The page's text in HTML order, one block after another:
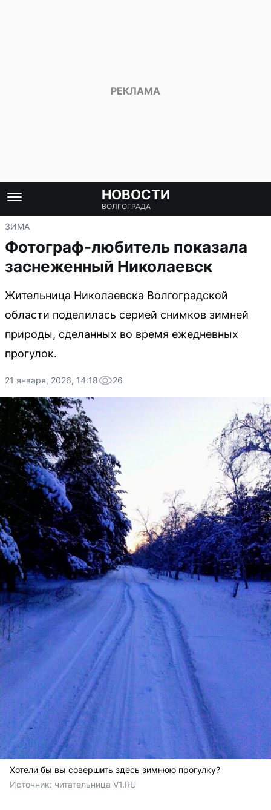
НОВОСТИ
ВОЛГОГРАДА
ЗИМА
Фотограф-любитель показала
заснеженный Николаевск
Жительница Николаевска Волгоградской
области поделилась серией снимков зимней
природы, сделанных во время ежедневных
прогулок.
21 января, 2026, 14:18 26
Хотели бы вы совершить здесь зимнюю прогулку?
Источник: читательница V1.RU